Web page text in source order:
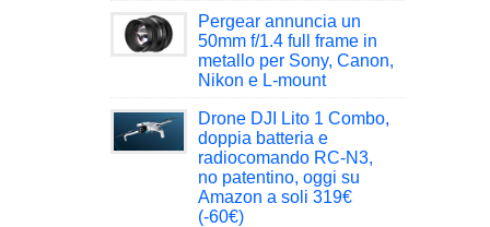
Pergear annuncia un
50mm f/1.4 full frame in
metallo per Sony, Canon,
Nikon e L-mount
Drone DJI Lito 1 Combo,
doppia batteria e
radiocomando RC-N3,
no patentino, oggi su
Amazon a soli 319€
(-60€)